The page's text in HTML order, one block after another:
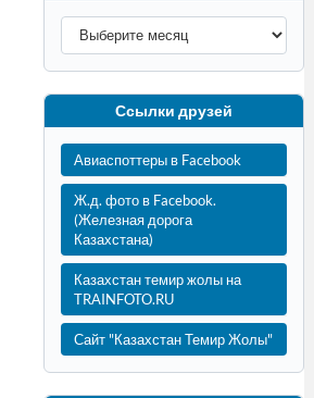
Ссылки друзей
Авиаспоттеры в Facebook
Ж.д. фото в Facebook.
(Железная дорога
Казахстана)
Казахстан темир жолы на
TRAINFOTO.RU
Сайт "Казахстан Темир Жолы"